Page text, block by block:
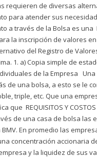
requieren de diversas
para atender sus
a través de la Bolsa es una
la inscripción de valores
del Registro de
1. a) Copia simple de
de la Empresa
de una bolsa, a esto se le
triple, etc. Que una
que REQUISITOS Y COSTOS
de una casa de bolsa las
En promedio las
concentración accionaria
y la liquidez de sus